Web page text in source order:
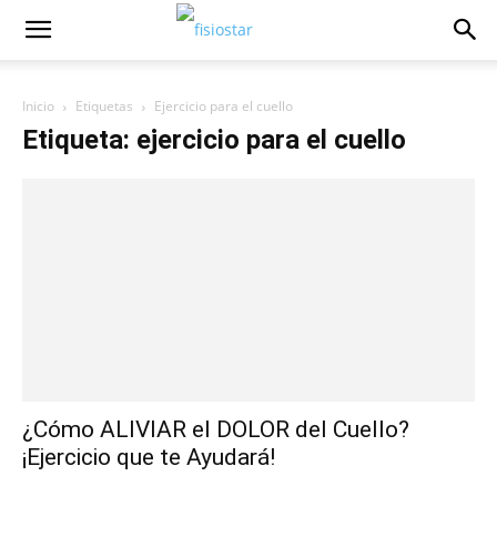
Inicio Etiquetas Ejercicio para el cuello
Etiqueta: ejercicio para el cuello
¿Cómo ALIVIAR el DOLOR del Cuello?
¡Ejercicio que te Ayudará!